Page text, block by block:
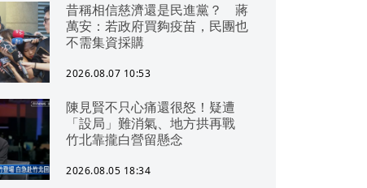
昔稱相信慈濟還是民進黨？ 蔣
萬安：若政府買夠疫苗，民團也
不需集資採購
2026.08.07 10:53
陳見賢不只心痛還很怒！疑遭
「設局」難消氣、地方拱再戰
竹北靠攏白營留懸念
2026.08.05 18:34